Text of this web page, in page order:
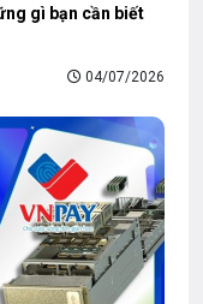
gì bạn cần biết
04/07/2026